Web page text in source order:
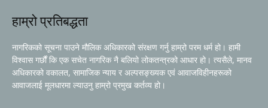
हाम्रो प्रतिबद्धता
नागरिकको सूचना पाउने मौलिक अधिकारको संरक्षण गर्नु हाम्रो परम धर्म हो। हामी
विश्वास गर्छौं कि एक सचेत नागरिक नै बलियो लोकतन्त्रको आधार हो। त्यसैले, मानव
अधिकारको वकालत, सामाजिक न्याय र अल्पसङ्ख्यक एवं आवाजविहीनहरूको
आवाजलाई मूलधारमा ल्याउनु हाम्रो प्रमुख कर्तव्य हो।